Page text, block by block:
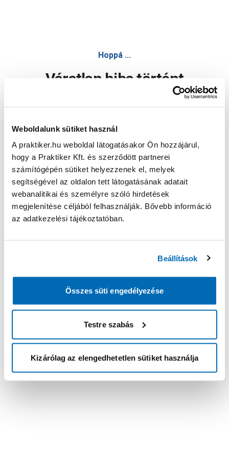
Weboldalunk sütiket használ
A praktiker.hu weboldal látogatásakor Ön hozzájárul,
hogy a Praktiker Kft. és szerződött partnerei
számítógépén sütiket helyezzenek el, melyek
segítségével az oldalon tett látogatásának adatait
webanalitikai és személyre szóló hirdetések
megjelenítése céljából felhasználják. Bővebb információ
az adatkezelési tájékoztatóban.
Beállítások
Összes süti engedélyezése
Testre szabás
Kizárólag az elengedhetetlen sütiket használja
Hoppá ...
Váratlan hiba történt
Oldal újratöltése